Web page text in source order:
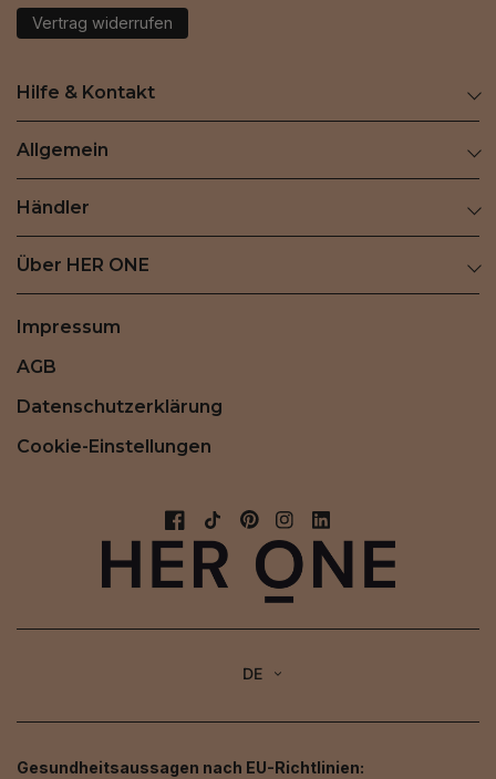
Vertrag widerrufen
Hilfe & Kontakt
Allgemein
Händler
Über HER ONE
Impressum
AGB
Datenschutzerklärung
Cookie-Einstellungen
DE
Gesundheitsaussagen nach EU-Richtlinien: